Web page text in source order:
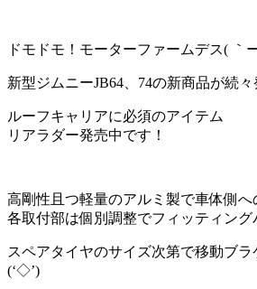
ドモドモ！モーターファームデス( ｀
新型ジムニーJB64、74の新商品が続々
ルーフキャリアに必須のアイテム
リアラダー発売中です！
高剛性且つ軽量のアルミ製で車体側へ
各取付部は個別調整でフィッティング
スペアタイヤのサイズ次第で移動ブ
(‘◇’)ゞ